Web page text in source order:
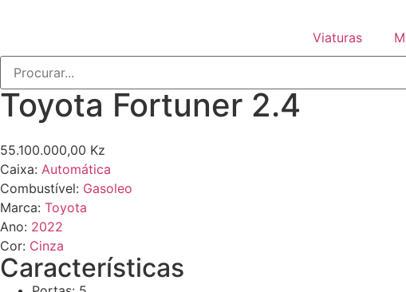
Viaturas
Toyota Fortuner 2.4
55.100.000,00 Kz
Caixa: Automática
Combustível: Gasoleo
Marca: Toyota
Ano: 2022
Cor: Cinza
Características